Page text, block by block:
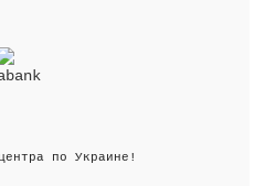
по Украине!